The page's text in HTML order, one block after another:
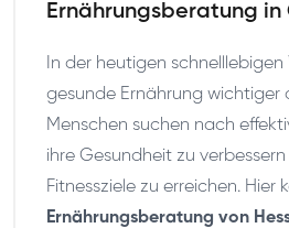
Ernährungsberatung in
In der heutigen schnelllebigen
gesunde Ernährung wichtiger
Menschen suchen nach
ihre Gesundheit zu
Fitnessziele zu erreichen. Hier
Ernährungsberatung von